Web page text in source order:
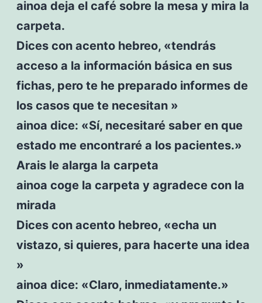
ainoa deja el café sobre la mesa y mira la
carpeta.
Dices con acento hebreo, «tendrás
acceso a la información básica en sus
fichas, pero te he preparado informes de
los casos que te necesitan »
ainoa dice: «Sí, necesitaré saber en que
estado me encontraré a los pacientes.»
Arais le alarga la carpeta
ainoa coge la carpeta y agradece con la
mirada
Dices con acento hebreo, «echa un
vistazo, si quieres, para hacerte una idea
»
ainoa dice: «Claro, inmediatamente.»